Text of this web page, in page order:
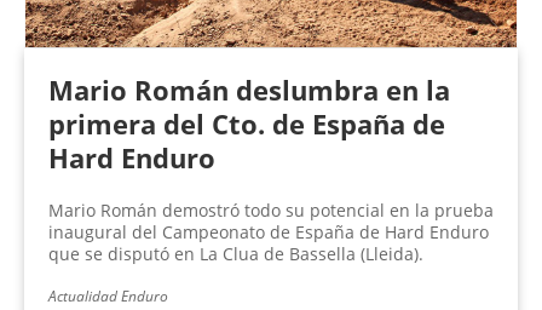
Mario Román deslumbra en la
primera del Cto. de España de
Hard Enduro
Mario Román demostró todo su potencial en la prueba
inaugural del Campeonato de España de Hard Enduro
que se disputó en La Clua de Bassella (Lleida).
Actualidad Enduro